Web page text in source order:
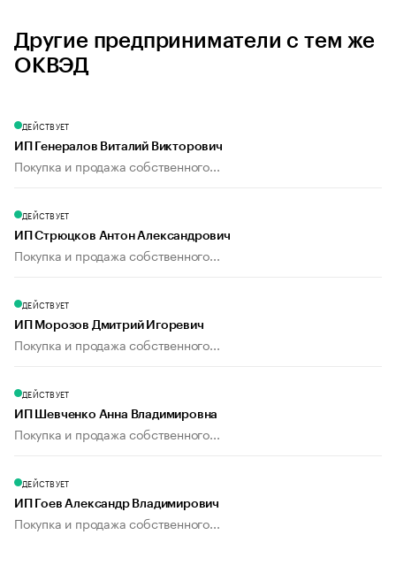
Другие предприниматели с тем же
ОКВЭД
ДЕЙСТВУЕТ
ИП Генералов Виталий Викторович
Покупка и продажа собственного...
ДЕЙСТВУЕТ
ИП Стрюцков Антон Александрович
Покупка и продажа собственного...
ДЕЙСТВУЕТ
ИП Морозов Дмитрий Игоревич
Покупка и продажа собственного...
ДЕЙСТВУЕТ
ИП Шевченко Анна Владимировна
Покупка и продажа собственного...
ДЕЙСТВУЕТ
ИП Гоев Александр Владимирович
Покупка и продажа собственного...